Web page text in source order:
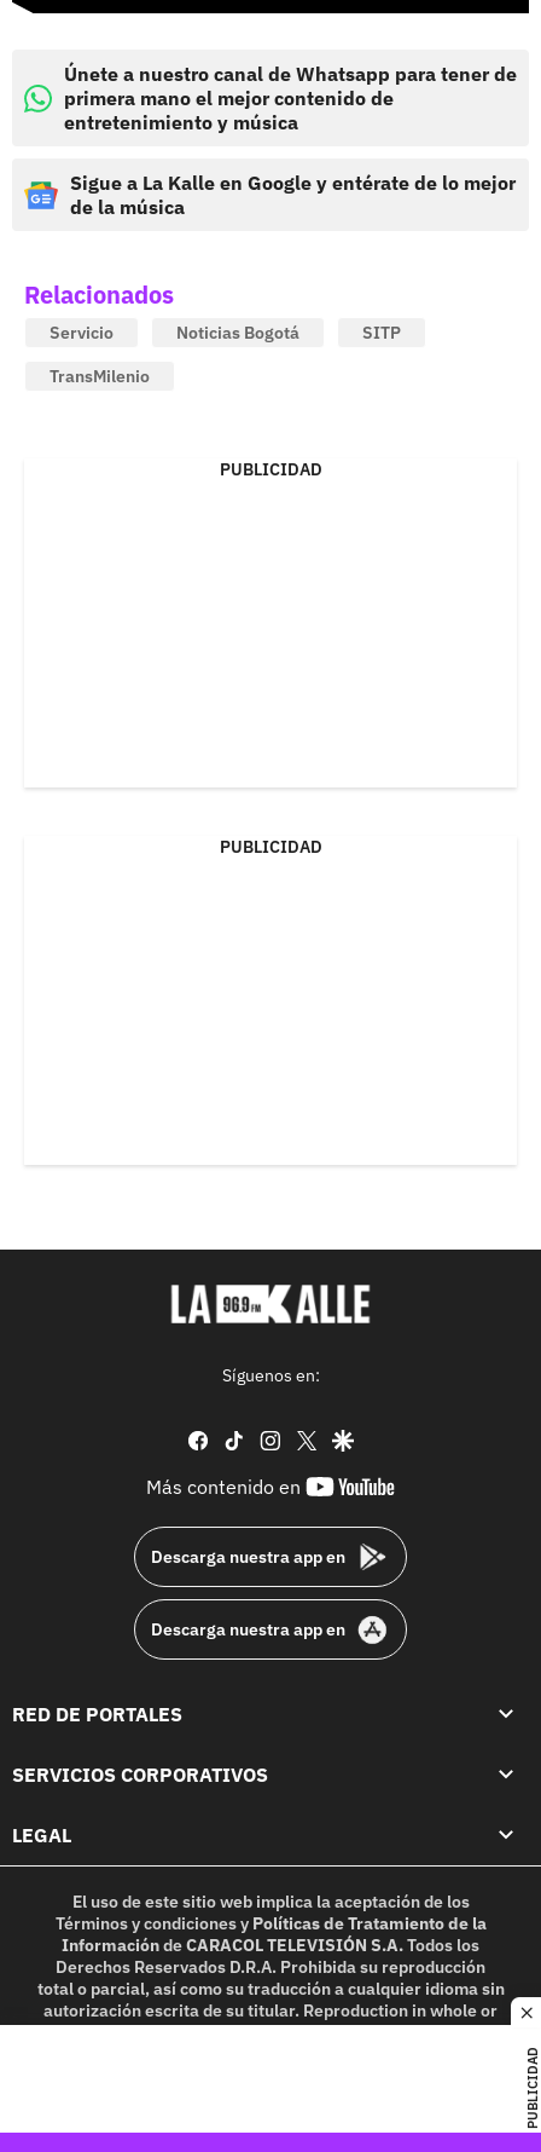
PUBLICIDAD
Únete a nuestro canal de Whatsapp para tener de
primera mano el mejor contenido de
entretenimiento y música
Sigue a La Kalle en Google y entérate de lo mejor
de la música
Relacionados
Servicio Noticias Bogotá
SITP
TransMilenio
PUBLICIDAD
PUBLICIDAD
Síguenos en:
facebook
tiktok instagram
twittergoogle
Más contenido en
youtube-
Descarga nuestra app en
Descarga nuestra app en
RED DE PORTALES
SERVICIOS CORPORATIVOS
LEGAL
El uso de este sitio web implica la aceptación de los
Términos y condicionesy Políticas de Tratamiento de la
InformacióndeCARACOL TELEVISIÓN S.A.Todos los
Derechos Reservados D.R.A. Prohibida su reproducción
total o parcial, así como su traducción a cualquier idioma sin
autorización escrita de su titular. Reproduction in whole or
in part, or translation without written permission is